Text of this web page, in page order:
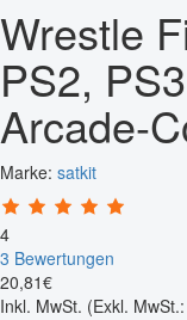
Wrestle
PS2,
Arcade-
Marke: satkit
4
3 Bewertungen
20,81€
Inkl. MwSt. (Exkl.